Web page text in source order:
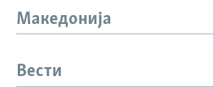
Македонија
Вести